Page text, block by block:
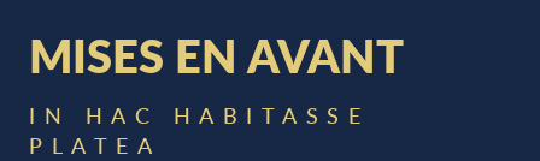
MISES EN AVANT
IN HAC HABITASSE
PLATEA